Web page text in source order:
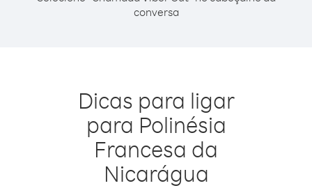
conversa
Dicas para ligar
para Polinésia
Francesa da
Nicarágua